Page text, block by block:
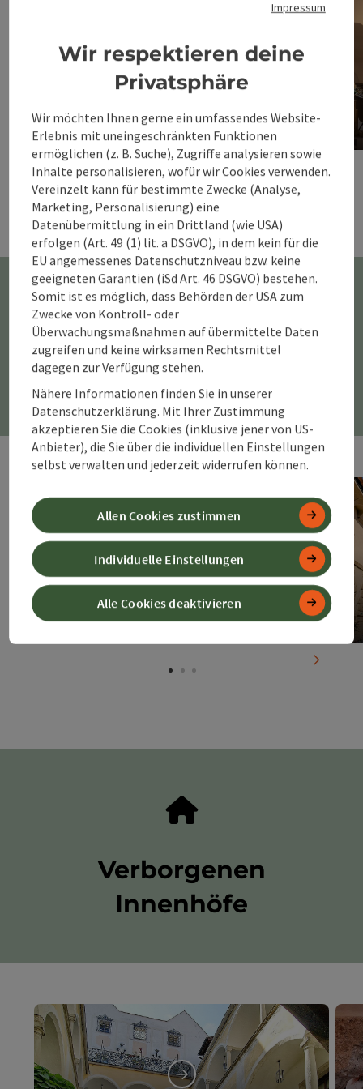
Atelier Margit
Pfarrgasse 16
Treffpunkte der Kultur
Altes Theater
Verborgenen
Innenhöfe
Impressum
Wir respektieren deine
Privatsphäre
Wir möchten Ihnen gerne ein umfassendes Website-
Erlebnis mit uneingeschränkten Funktionen
ermöglichen (z. B. Suche), Zugriffe analysieren sowie
Inhalte personalisieren, wofür wir Cookies verwenden.
Vereinzelt kann für bestimmte Zwecke (Analyse,
Marketing, Personalisierung) eine
Datenübermittlung in ein Drittland (wie USA)
erfolgen (Art. 49 (1) lit. a DSGVO), in dem kein für die
EU angemessenes Datenschutzniveau bzw. keine
geeigneten Garantien (iSd Art. 46 DSGVO) bestehen.
Somit ist es möglich, dass Behörden der USA zum
Zwecke von Kontroll- oder
Überwachungsmaßnahmen auf übermittelte Daten
zugreifen und keine wirksamen Rechtsmittel
dagegen zur Verfügung stehen.
Nähere Informationen finden Sie in unserer
Datenschutzerklärung. Mit Ihrer Zustimmung
akzeptieren Sie die Cookies (inklusive jener von US-
Anbieter), die Sie über die individuellen Einstellungen
selbst verwalten und jederzeit widerrufen können.
Alle Cookies deaktivieren
Individuelle Einstellungen
Allen Cookies zustimmen